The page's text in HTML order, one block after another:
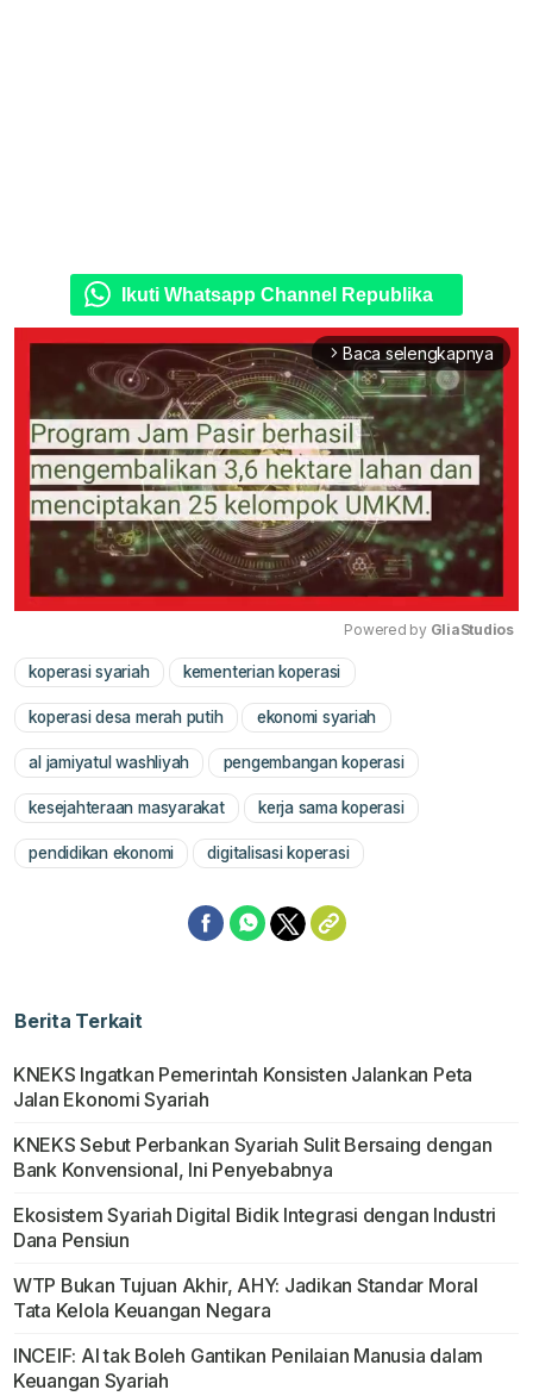
Ikuti Whatsapp Channel Republika
arrow_forward_ios Baca selengkapnya
Powered by GliaStudios
koperasi syariah kementerian koperasi
koperasi desa merah putih ekonomi syariah
al jamiyatul washliyah pengembangan koperasi
kesejahteraan masyarakat kerja sama koperasi
pendidikan ekonomi digitalisasi koperasi
Berita Terkait
KNEKS Ingatkan Pemerintah Konsisten Jalankan Peta
Jalan Ekonomi Syariah
KNEKS Sebut Perbankan Syariah Sulit Bersaing dengan
Bank Konvensional, Ini Penyebabnya
Ekosistem Syariah Digital Bidik Integrasi dengan Industri
Dana Pensiun
WTP Bukan Tujuan Akhir, AHY: Jadikan Standar Moral
Tata Kelola Keuangan Negara
INCEIF: AI tak Boleh Gantikan Penilaian Manusia dalam
Keuangan Syariah